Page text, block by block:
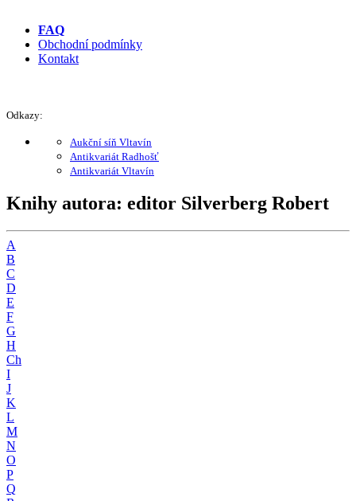
FAQ
Obchodní podmínky
Kontakt
Odkazy:
Aukční síň Vltavín
Antikvariát Radhošť
Antikvariát Vltavín
Knihy autora: editor Silverberg Robert
A
B
C
D
E
F
G
H
Ch
I
J
K
L
M
N
O
P
Q